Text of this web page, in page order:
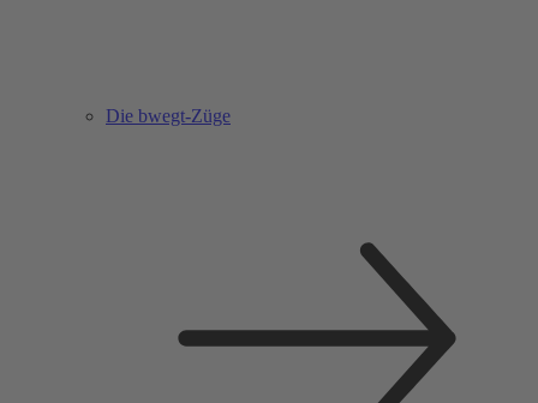
Die bwegt-Züge